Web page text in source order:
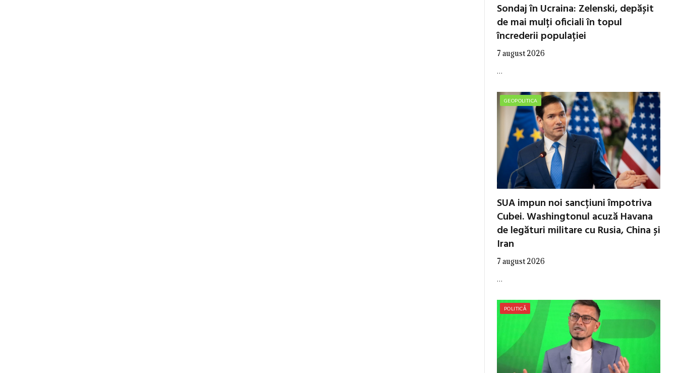
Sondaj în Ucraina: Zelenski, depășit
de mai mulți oficiali în topul
încrederii populației
7 august 2026
…
GEOPOLITICA
SUA impun noi sancțiuni împotriva
Cubei. Washingtonul acuză Havana
de legături militare cu Rusia, China și
Iran
7 august 2026
…
POLITICĂ